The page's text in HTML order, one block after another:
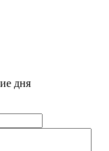
дня